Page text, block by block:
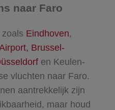
naar Faro
Eindhoven,
Brussel-
en Keulen-
vluchten naar Faro.
aantrekkelijk zijn
maar houd